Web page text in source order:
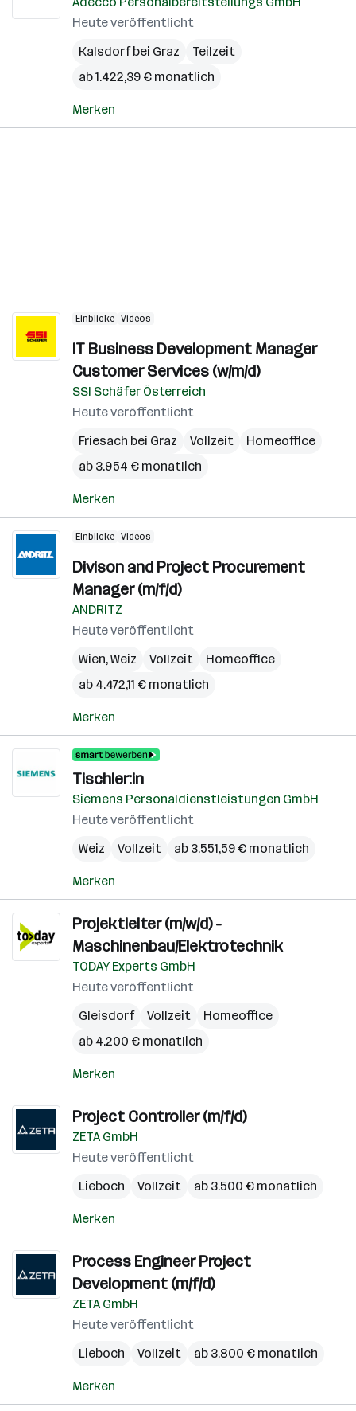
Heute veröffentlicht
Kalsdorf bei Graz
Teilzeit
ab 1.422,39 € monatlich
Merken
Einblicke Videos
IT Business Development Manager
Customer Services (w/m/d)
SSI Schäfer Österreich
Heute veröffentlicht
Friesach bei Graz
Vollzeit
Homeoffice
ab 3.954 € monatlich
Merken
Einblicke Videos
Divison and Project Procurement
Manager (m/f/d)
ANDRITZ
Heute veröffentlicht
Wien,Weiz Vollzeit
Homeoffice
ab 4.472,11 € monatlich
Merken
Tischler:in
Siemens Personaldienstleistungen GmbH
Heute veröffentlicht
Weiz
Vollzeit ab 3.551,59 € monatlich
Merken
Projektleiter (m/w/d) -
Maschinenbau/Elektrotechnik
TODAY Experts GmbH
Heute veröffentlicht
Gleisdorf
Vollzeit
Homeoffice
ab 4.200 € monatlich
Merken
Project Controller (m/f/d)
ZETA GmbH
Heute veröffentlicht
Lieboch
Vollzeit ab 3.500 € monatlich
Merken
Process Engineer Project
Development (m/f/d)
ZETA GmbH
Heute veröffentlicht
Lieboch
Vollzeit ab 3.800 € monatlich
Merken